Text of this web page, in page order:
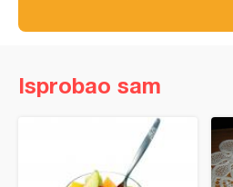
Isprobao sam